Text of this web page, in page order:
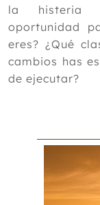
la histeria
oportunidad
eres? ¿Qué
cambios has
de ejecutar?